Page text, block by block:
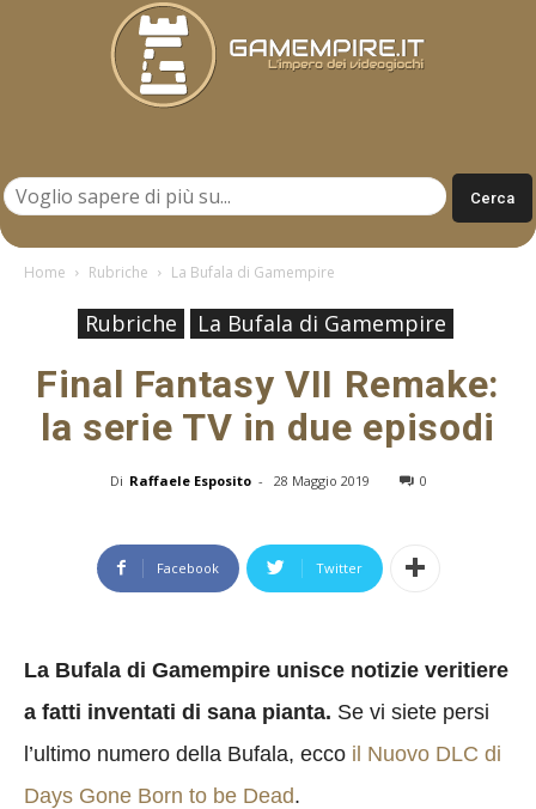
Home Rubriche La Bufala di Gamempire
Rubriche La Bufala di Gamempire
Final Fantasy VII Remake:
la serie TV in due episodi
Di Raffaele Esposito - 28 Maggio 2019 0
Facebook Twitter
La Bufala di Gamempire unisce notizie veritiere
a fatti inventati di sana pianta. Se vi siete persi
l’ultimo numero della Bufala, ecco il Nuovo DLC di
Days Gone Born to be Dead.